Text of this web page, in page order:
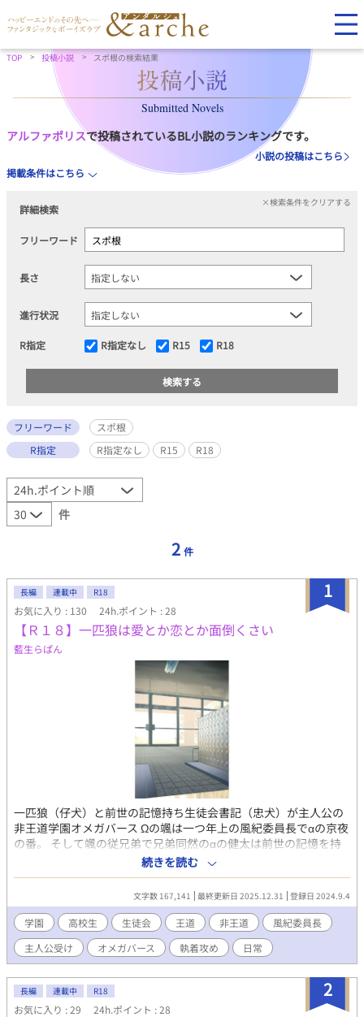
TOP 投稿小説 スポ根の検索結果
Submitted Novels
アルファポリスで投稿されているBL小説のランキングです。
小説の投稿はこちら
掲載条件はこちら
詳細検索
×検索条件をクリアする
フリーワード
長さ
進行状況
R指定 R指定なし R15 R18
フリーワード
スポ根
R指定
R指定なし R15 R18
件
2 件
1
長編 連載中 R18
お気に入り : 130 24h.ポイント : 28
【Ｒ１８】一匹狼は愛とか恋とか面倒くさい
藍生らぱん
一匹狼（仔犬）と前世の記憶持ち生徒会書記（忠犬）が主人公の
非王道学園オメガバース Ωの颯は一つ年上の風紀委員長でαの京夜
の番。 そして颯の従兄弟で兄弟同然のαの健太は前世の記憶を持
っている。 二人のαに溺愛されつつも束縛を嫌う颯は今日も一人
で自由に学園を闊歩する。 健太は颯を見守りつつ、前世の記憶と
因縁の相手に翻弄される。 風紀委員長と一匹狼の固定cp 書記は本
命以外との絡み有り 非王道主人公・面倒くさがり干物系一匹狼
（お一人様）Ω ワンコ書記α？ 忠犬（番犬・猛犬注意 非王道主
人公その２） 俺様生徒会長α 腹黒副会長Ω チャラ男会計α 双子庶
務β ホスト系教師α 生徒会ＯＢ 王道主人公系転校生α 駄犬 爽や
かスポ根同級生α 巻き込まれクラス委員長β 魔王系風紀委員長α
狂犬 ポメ・チワワ系親衛隊 βとΩの群れ アンチ王道主人公？
駄犬 学園理事長α 駄犬 ムーンライトさんと同時連載
続きを読む
文字数 167,141 最終更新日 2025.12.31 登録日 2024.9.4
学園 高校生 生徒会 王道 非王道
風紀委員長
主人公受け
オメガバース 執着攻め 日常
2
長編 連載中 R18
お気に入り : 29 24h.ポイント : 28